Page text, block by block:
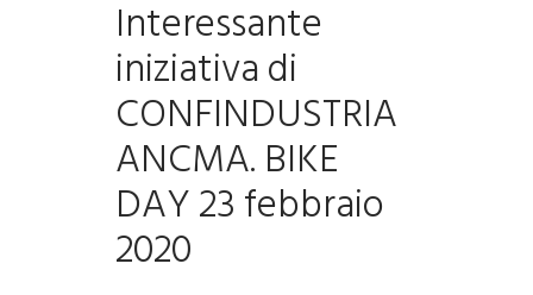
Interessante
iniziativa di
CONFINDUSTRIA
ANCMA. BIKE
DAY 23 febbraio
2020